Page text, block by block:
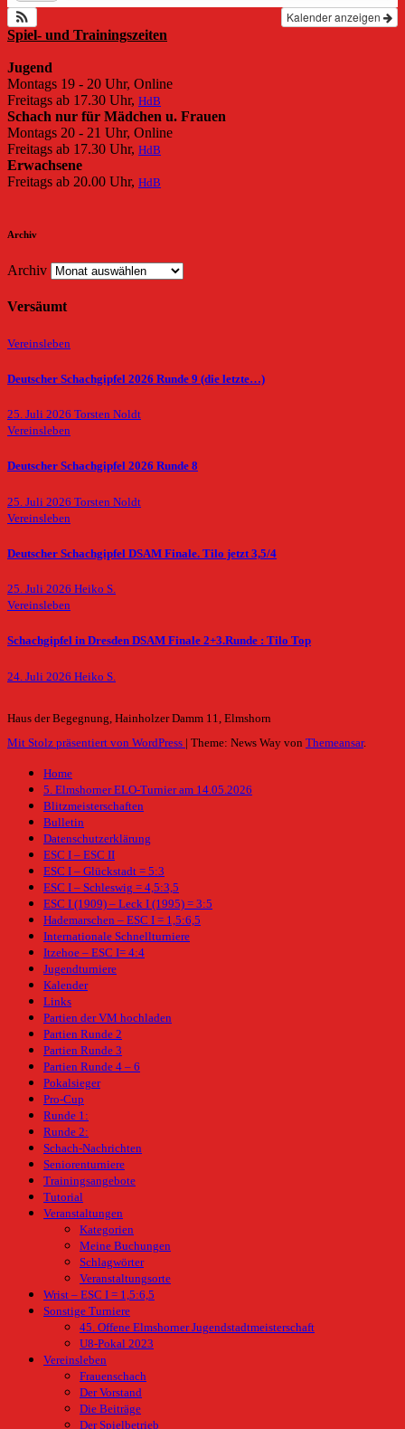
Kalender anzeigen
Spiel- und Trainingszeiten
Jugend
Montags 19 - 20 Uhr, Online
Freitags ab 17.30 Uhr, HdB
Schach nur für Mädchen u. Frauen
Montags 20 - 21 Uhr, Online
Freitags ab 17.30 Uhr, HdB
Erwachsene
Freitags ab 20.00 Uhr, HdB
Archiv
Archiv
Versäumt
Vereinsleben
Deutscher Schachgipfel 2026 Runde 9 (die letzte…)
25. Juli 2026 Torsten Noldt
Vereinsleben
Deutscher Schachgipfel 2026 Runde 8
25. Juli 2026 Torsten Noldt
Vereinsleben
Deutscher Schachgipfel DSAM Finale. Tilo jetzt 3,5/4
25. Juli 2026 Heiko S.
Vereinsleben
Schachgipfel in Dresden DSAM Finale 2+3.Runde : Tilo Top
24. Juli 2026 Heiko S.
Haus der Begegnung, Hainholzer Damm 11, Elmshorn
Mit Stolz präsentiert von WordPress
Theme: News Way von Themeansar.
Home
5. Elmshorner ELO-Turnier am 14.05.2026
Blitzmeisterschaften
Bulletin
Datenschutzerklärung
ESC I – ESC II
ESC I – Glückstadt = 5:3
ESC I – Schleswig = 4,5:3,5
ESC I (1909) – Leck I (1995) = 3:5
Hademarschen – ESC I = 1,5:6,5
Internationale Schnellturniere
Itzehoe – ESC I= 4:4
Jugendturniere
Kalender
Links
Partien der VM hochladen
Partien Runde 2
Partien Runde 3
Partien Runde 4 – 6
Pokalsieger
Pro-Cup
Runde 1:
Runde 2:
Schach-Nachrichten
Seniorenturniere
Trainingsangebote
Tutorial
Veranstaltungen
Kategorien
Meine Buchungen
Schlagwörter
Veranstaltungsorte
Wrist – ESC I = 1,5:6,5
Sonstige Turniere
45. Offene Elmshorner Jugendstadtmeisterschaft
U8-Pokal 2023
Vereinsleben
Frauenschach
Der Vorstand
Die Beiträge
Der Spielbetrieb